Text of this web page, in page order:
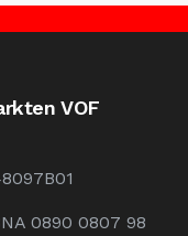
VOF
0890 0807 98